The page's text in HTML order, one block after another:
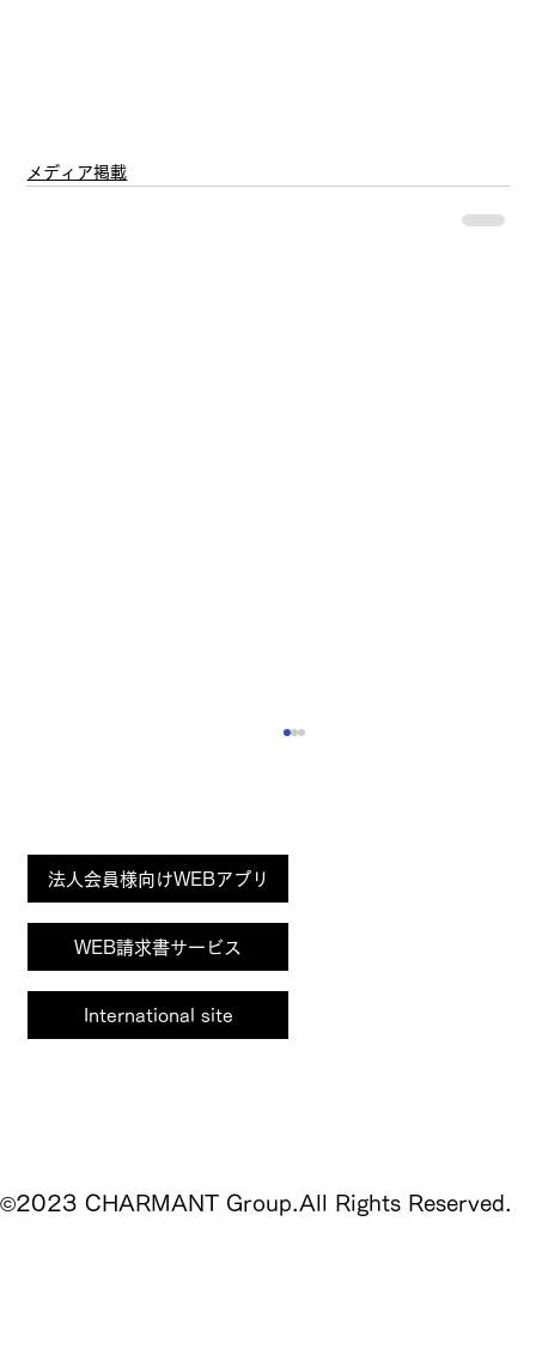
メディア掲載
ZOZOが運営するWEBメディア「Fashion
Tech News」で、 当社の製品が誇る“かけ心地
取材いただきました。 記事はこちら
https://fashiontechnews.zozo.com/researc
International site
法人会員様向けWEBアプリ
WEB請求書サービス
©2023 CHARMANT Group.All Rights Reserved.